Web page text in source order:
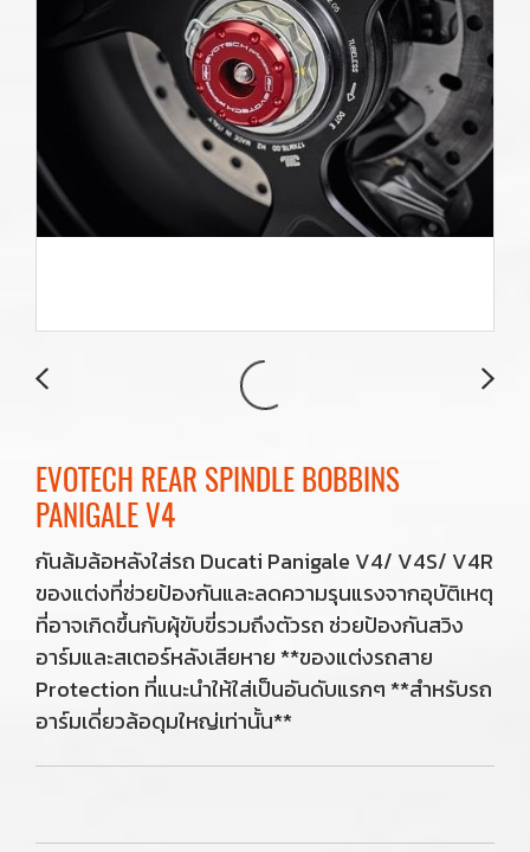
EVOTECH REAR SPINDLE BOBBINS
PANIGALE V4
กันล้มล้อหลังใส่รถ Ducati Panigale V4/ V4S/ V4R
ของแต่งที่ช่วยป้องกันและลดความรุนแรงจากอุบัติเหตุ
ที่อาจเกิดขึ้นกับผุ้ขับขี่รวมถึงตัวรถ ช่วยป้องกันสวิง
อาร์มและสเตอร์หลังเสียหาย **ของแต่งรถสาย
Protection ที่แนะนำให้ใส่เป็นอันดับแรกๆ **สำหรับรถ
อาร์มเดี่ยวล้อดุมใหญ่เท่านั้น**